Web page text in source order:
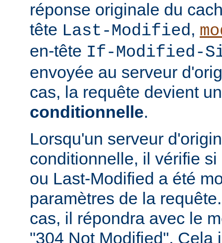
réponse originale du
tête Last-Modified,
en-tête If-Modified-
envoyée au serveur
cas, la requête devient
conditionnelle.
Lorsqu'un serveur
conditionnelle, il vérifie
ou Last-Modified a été
paramètres de la
cas, il répondra avec le
"304 Not Modified". Cela